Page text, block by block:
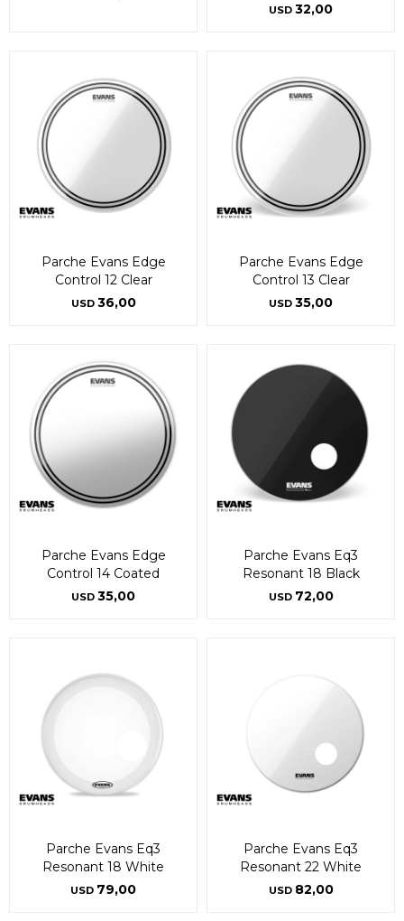
USD 32,00
Parche Evans Edge
Control 12 Clear
USD 36,00
Parche Evans Edge
Control 13 Clear
USD 35,00
Parche Evans Edge
Control 14 Coated
USD 35,00
Parche Evans Eq3
Resonant 18 Black
USD 72,00
Parche Evans Eq3
Resonant 18 White
USD 79,00
Parche Evans Eq3
Resonant 22 White
USD 82,00